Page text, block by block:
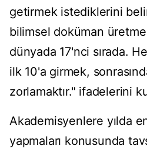
getirmek istediklerini
bilimsel doküman üretme
dünyada 17'nci sırada.
ilk 10'a girmek,
zorlamaktır." ifadelerini
Akademisyenlere yılda
yapmaları konusunda